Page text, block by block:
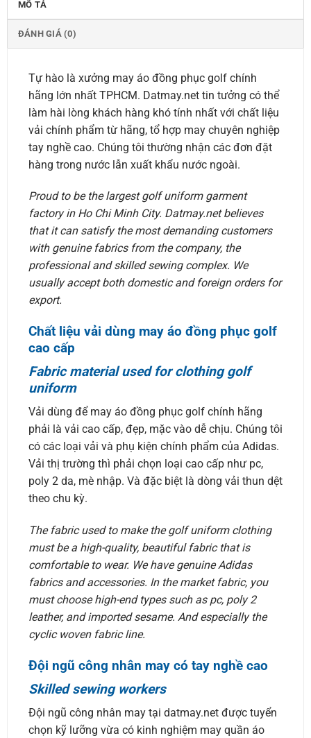
MÔ TẢ
ĐÁNH GIÁ (0)
Tự hào là xưởng may áo đồng phục golf chính
hãng lớn nhất TPHCM. Datmay.net tin tưởng có thể
làm hài lòng khách hàng khó tính nhất với chất liệu
vải chính phẩm từ hãng, tổ hợp may chuyên nghiệp
tay nghề cao. Chúng tôi thường nhận các đơn đặt
hàng trong nước lẫn xuất khẩu nước ngoài.
Proud to be the largest golf uniform garment
factory in Ho Chi Minh City. Datmay.net believes
that it can satisfy the most demanding customers
with genuine fabrics from the company, the
professional and skilled sewing complex. We
usually accept both domestic and foreign orders for
export.
Chất liệu vải dùng may áo đồng phục golf
cao cấp
Fabric material used for clothing golf
uniform
Vải dùng để may áo đồng phục golf chính hãng
phải là vải cao cấp, đẹp, mặc vào dễ chịu. Chúng tôi
có các loại vải và phụ kiện chính phẩm của Adidas.
Vải thị trường thì phải chọn loại cao cấp như pc,
poly 2 da, mè nhập. Và đặc biệt là dòng vải thun dệt
theo chu kỳ.
The fabric used to make the golf uniform clothing
must be a high-quality, beautiful fabric that is
comfortable to wear. We have genuine Adidas
fabrics and accessories. In the market fabric, you
must choose high-end types such as pc, poly 2
leather, and imported sesame. And especially the
cyclic woven fabric line.
Đội ngũ công nhân may có tay nghề cao
Skilled sewing workers
Đội ngũ công nhân may tại datmay.net được tuyển
chọn kỹ lưỡng vừa có kinh nghiệm may quần áo